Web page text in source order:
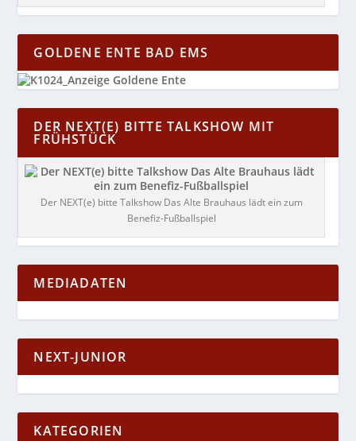
GOLDENE ENTE BAD EMS
DER NEXT(E) BITTE TALKSHOW MIT
FRÜHSTÜCK
Der NEXT(e) bitte Talkshow Das Alte Brauhaus lädt ein zum
Benefiz-Fußballspiel
MEDIADATEN
NEXT-JUNIOR
KATEGORIEN